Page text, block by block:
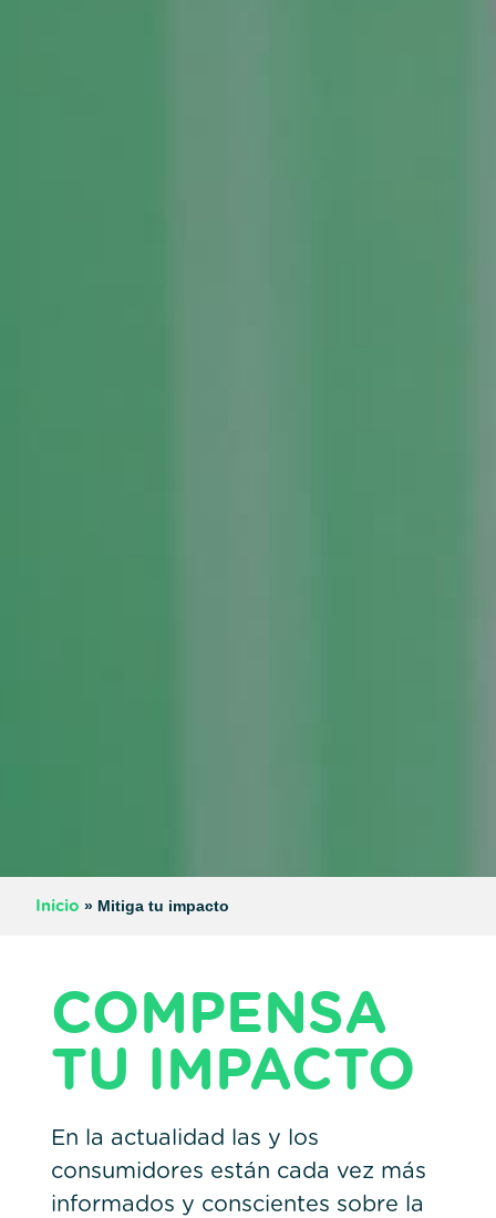
Inicio » Mitiga tu impacto
COMPENSA
TU IMPACTO
En la actualidad las y los
consumidores están cada vez más
informados y conscientes sobre la